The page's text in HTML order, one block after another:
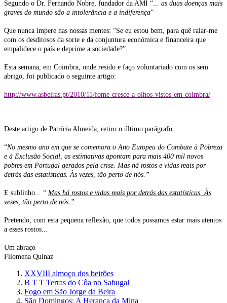
Segundo o Dr. Fernando Nobre, fundador da AMI “... as duas doenças mais
graves do mundo são a intolerância e a indiferença”
Que nunca impere nas nossas mentes: “Se eu estou bem, para quê ralar-me
com os desditosos da sorte e da conjuntura económica e financeira que
empalidece o país e deprime a sociedade?”.
Esta semana, em Coimbra, onde resido e faço voluntariado com os sem
abrigo, foi publicado o seguinte artigo:
http://www.asbeiras.pt/2010/11/fome-cresce-a-olhos-vistos-em-coimbra/
Deste artigo de Patrícia Almeida, retiro o último parágrafo...
“No mesmo ano em que se comemora o Ano Europeu do Combate à Pobreza
e à Exclusão Social, as estimativas apontam para mais 400 mil novos
pobres em Portugal gerados pela crise. Mas há rostos e vidas reais por
detrás das estatísticas. Às vezes, tão perto de nós.”
E sublinho... “ Mas há rostos e vidas reais por detrás das estatísticas. Às
vezes, tão perto de nós.”
Pretendo, com esta pequena reflexão, que todos possamos estar mais atentos
a esses rostos...
Um abraço
Filomena Quinaz
XXVIII almoço dos beirões
B T T Terras do Côa no Sabugal
Fogo em São Jorge da Beira
São Domingos: A Herança da Mina